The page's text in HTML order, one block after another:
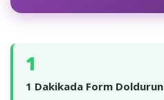
1
1 Dakikada Form Doldurun